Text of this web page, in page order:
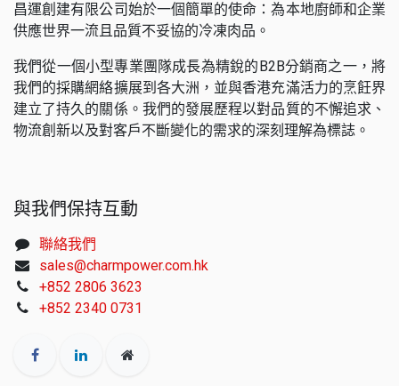
昌運創建有限公司始於一個簡單的使命：為本地廚師和企業
供應世界一流且品質不妥協的冷凍肉品。
我們從一個小型專業團隊成長為精銳的B2B分銷商之一，將
我們的採購網絡擴展到各大洲，並與香港充滿活力的烹飪界
建立了持久的關係。我們的發展歷程以對品質的不懈追求、
物流創新以及對客戶不斷變化的需求的深刻理解為標誌。
與我們保持互動
聯絡我們
sales@charmpower.com.hk
+852 2806 3623
+852 2340 0731